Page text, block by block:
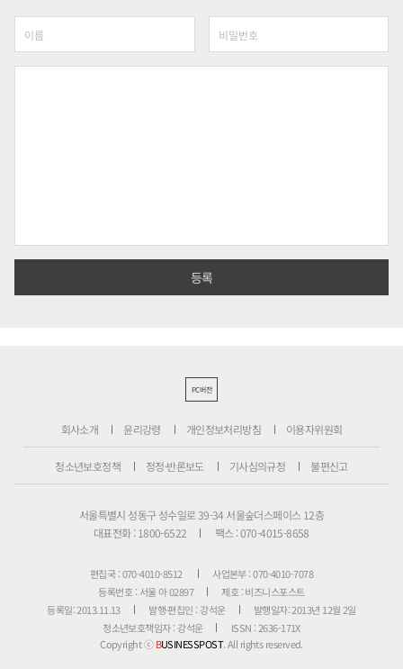
PC버전
회사소개 윤리강령 개인정보처리방침 이용자위원회
청소년보호정책 정정·반론보도 기사심의규정 불편신고
서울특별시 성동구 성수일로 39-34 서울숲더스페이스 12층
대표전화 : 1800-6522
팩스 : 070-4015-8658
편집국 : 070-4010-8512
사업본부 : 070-4010-7078
등록번호 : 서울 아 02897
제호 : 비즈니스포스트
등록일: 2013.11.13
발행·편집인 : 강석운
발행일자: 2013년 12월 2일
청소년보호책임자 : 강석운
ISSN : 2636-171X
Copyright ⓒBUSINESSPOST. All rights reserved.